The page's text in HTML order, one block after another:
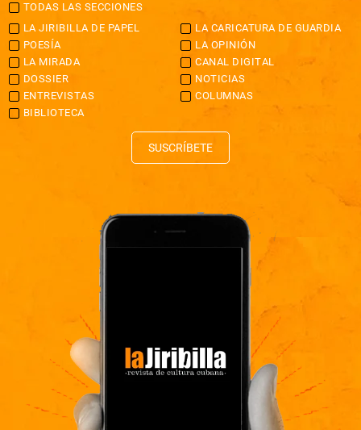
TODAS LAS SECCIONES
LA JIRIBILLA DE PAPEL
LA CARICATURA DE GUARDIA
POESÍA
LA OPINIÓN
LA MIRADA
CANAL DIGITAL
DOSSIER
NOTICIAS
ENTREVISTAS
COLUMNAS
BIBLIOTECA
SUSCRÍBETE